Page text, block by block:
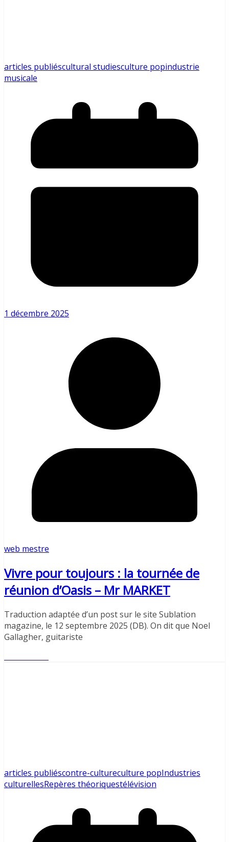
articles publiéscultural studiesculture popindustrie
musicale
1 décembre 2025
web mestre
Vivre pour toujours : la tournée de
réunion d’Oasis – Mr MARKET
Traduction adaptée d’un post sur le site Sublation
magazine, le 12 septembre 2025 (DB). On dit que Noel
Gallagher, guitariste
articles publiéscontre-cultureculture popIndustries
culturellesRepères théoriquestélévision